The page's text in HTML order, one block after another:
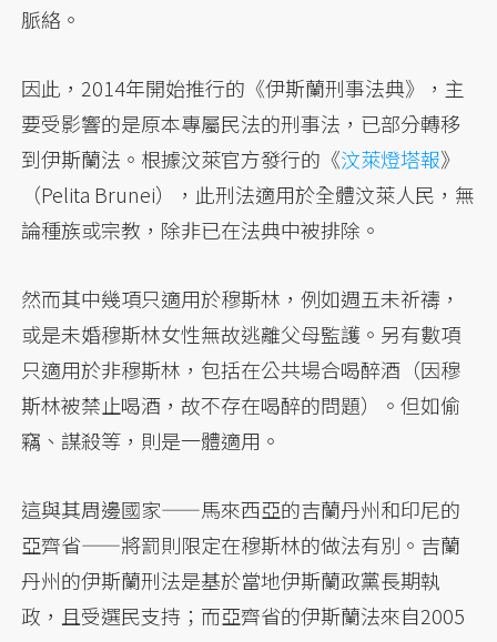
脈絡。
因此，2014年開始推行的《伊斯蘭刑事法典》，主
要受影響的是原本專屬民法的刑事法，已部分轉移
到伊斯蘭法。根據汶萊官方發行的《汶萊燈塔報》
（Pelita Brunei），此刑法適用於全體汶萊人民，無
論種族或宗教，除非已在法典中被排除。
然而其中幾項只適用於穆斯林，例如週五未祈禱，
或是未婚穆斯林女性無故逃離父母監護。另有數項
只適用於非穆斯林，包括在公共場合喝醉酒（因穆
斯林被禁止喝酒，故不存在喝醉的問題）。但如偷
竊、謀殺等，則是一體適用。
這與其周邊國家——馬來西亞的吉蘭丹州和印尼的
亞齊省——將罰則限定在穆斯林的做法有別。吉蘭
丹州的伊斯蘭刑法是基於當地伊斯蘭政黨長期執
政，且受選民支持；而亞齊省的伊斯蘭法來自2005